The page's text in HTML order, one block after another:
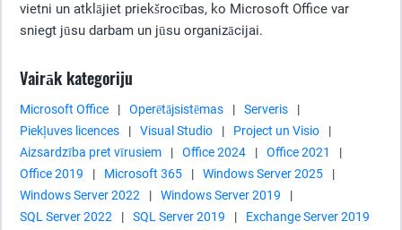
vietni un atklājiet priekšrocības, ko Microsoft Office var
sniegt jūsu darbam un jūsu organizācijai.
Vairāk kategoriju
Microsoft Office | Operētājsistēmas | Serveris
|
Piekļuves licences
| Visual Studio | Project un Visio
|
Aizsardzība pret vīrusiem
| Office 2024 | Office 2021
|
Office 2019
| Microsoft 365 | Windows Server 2025
|
Windows Server 2022
| Windows Server 2019
|
SQL Server 2022
| SQL Server 2019 |
Exchange Server 2019